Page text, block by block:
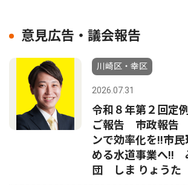
意見広告・議会報告
川崎区・幸区
2026.07.31
令和８年第２回定
ご報告 市政報告
ンで効率化を!!市
める水道事業へ!!
団 しま りょうた